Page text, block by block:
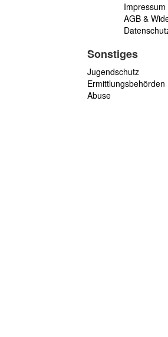
Impressum
AGB &
Sonstiges
Jugendschutz
Ermittlungsbehörden
Abuse